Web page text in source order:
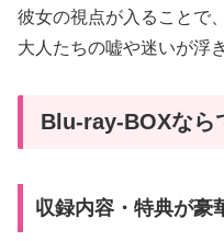
彼女の視点が入ることで、
大人たちの嘘や迷いが浮
Blu-ray-BOXなら
収録内容・特典が豪